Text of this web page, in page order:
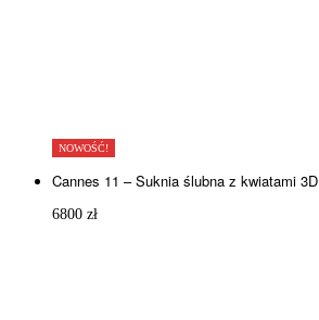
NOWOŚĆ!
Cannes 11 – Suknia ślubna z kwiatami 3D
6800 zł